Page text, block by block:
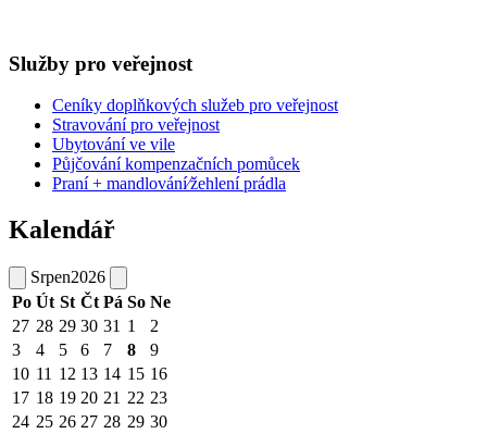
Služby pro veřejnost
Ceníky doplňkových služeb pro veřejnost
Stravování pro veřejnost
Ubytování ve vile
Půjčování kompenzačních pomůcek
Praní + mandlování⁄žehlení prádla
Kalendář
Srpen2026
Po Út St Čt Pá So Ne
27 28 29 30 31 1
2
3
4 5 6 7 8
9
10 11 12 13 14 15 16
17 18 19 20 21 22 23
24 25 26 27 28 29 30